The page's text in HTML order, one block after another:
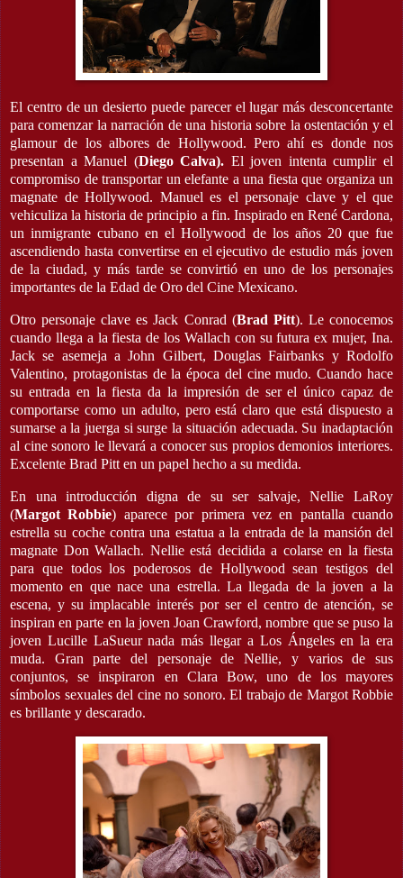
El centro de un desierto puede parecer el lugar más desconcertante
para comenzar la narración de una historia sobre la ostentación y el
glamour de los albores de Hollywood. Pero ahí es donde nos
presentan a Manuel (Diego Calva). El joven intenta cumplir el
compromiso de transportar un elefante a una fiesta que organiza un
magnate de Hollywood. Manuel es el personaje clave y el que
vehiculiza la historia de principio a fin. Inspirado en René Cardona,
un inmigrante cubano en el Hollywood de los años 20 que fue
ascendiendo hasta convertirse en el ejecutivo de estudio más joven
de la ciudad, y más tarde se convirtió en uno de los personajes
importantes de la Edad de Oro del Cine Mexicano.
Otro personaje clave es Jack Conrad (Brad Pitt). Le conocemos
cuando llega a la fiesta de los Wallach con su futura ex mujer, Ina.
Jack se asemeja a John Gilbert, Douglas Fairbanks y Rodolfo
Valentino, protagonistas de la época del cine mudo. Cuando hace
su entrada en la fiesta da la impresión de ser el único capaz de
comportarse como un adulto, pero está claro que está dispuesto a
sumarse a la juerga si surge la situación adecuada. Su inadaptación
al cine sonoro le llevará a conocer sus propios demonios interiores.
Excelente Brad Pitt en un papel hecho a su medida.
En una introducción digna de su ser salvaje, Nellie LaRoy
(Margot Robbie) aparece por primera vez en pantalla cuando
estrella su coche contra una estatua a la entrada de la mansión del
magnate Don Wallach. Nellie está decidida a colarse en la fiesta
para que todos los poderosos de Hollywood sean testigos del
momento en que nace una estrella. La llegada de la joven a la
escena, y su implacable interés por ser el centro de atención, se
inspiran en parte en la joven Joan Crawford, nombre que se puso la
joven Lucille LaSueur nada más llegar a Los Ángeles en la era
muda. Gran parte del personaje de Nellie, y varios de sus
conjuntos, se inspiraron en Clara Bow, uno de los mayores
símbolos sexuales del cine no sonoro. El trabajo de Margot Robbie
es brillante y descarado.